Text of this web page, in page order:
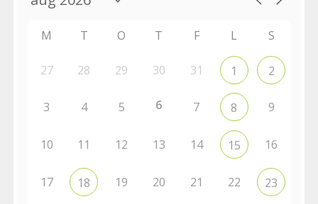
M T O T F L S
27 28 29 30 31 1 2
3 4 5 6 7 8 9
10 11 12 13 14 15 16
17 18 19 20 21 22 23